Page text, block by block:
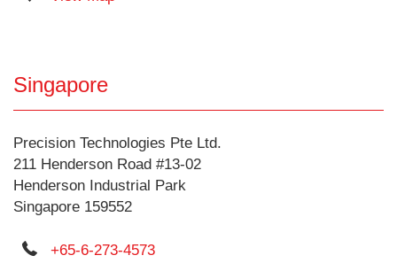
Singapore
Precision Technologies Pte Ltd.
211 Henderson Road #13-02
Henderson Industrial Park
Singapore 159552
+65-6-273-4573